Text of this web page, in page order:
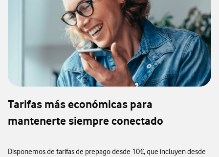
Tarifas más económicas para
mantenerte siempre conectado
Disponemos de tarifas de prepago desde 10€, que incluyen desde